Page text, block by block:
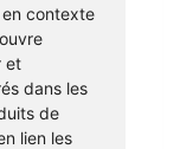
contexte
et
dans les
de
lien les